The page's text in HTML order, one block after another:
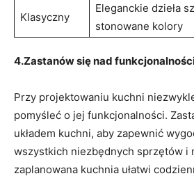
Klasyczny
Eleganckie dzieła
stonowane kolory
4.Zastanów się nad
Przy projektowaniu kuchni⁣
pomyśleć o jej funkcjonalności.
układem ⁣kuchni, aby zapewnić
wszystkich niezbędnych sprzętów i
zaplanowana kuchnia ułatwi